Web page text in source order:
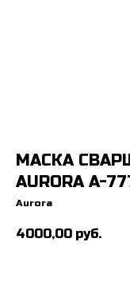
МАСКА
AURORA A-
Aurora
4000,00 руб.